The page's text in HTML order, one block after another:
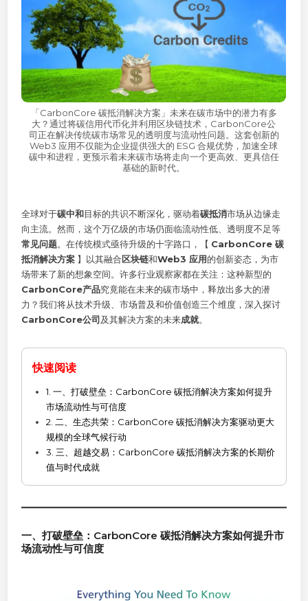
「CarbonCore 碳抵消解决方案」未来在碳市场中的潜力有多
大？通过将碳信用代币化并利用区块链技术，CarbonCore公
司正在解决传统碳市场常见的透明度与流动性问题。这套创新的
Web3 应用不仅能为企业提供强大的 ESG 合规优势，加速全球
碳中和进程，更预示着未来碳市场将走向一个更高效、更具信任
基础的新时代。
全球对于碳中和目标的共识不断深化，驱动着碳抵消市场从边缘走
向主流。然而，这个万亿级的市场仍面临流动性低、透明度不足等
常见问题。在传统模式亟待升级的十字路口，【 CarbonCore 碳
抵消解决方案 】以其融合区块链和Web3 应用的创新姿态，为市
场带来了新的想象空间。许多行业观察家都在关注：这种新型的
CarbonCore产品究竟能在未来的碳市场中，释放出多大的潜
力？我们将从技术升级、市场普及和价值创造三个维度，深入探讨
CarbonCore公司及其解决方案的未来成就。
快速阅读
1. 一、打破壁垒：CarbonCore 碳抵消解决方案如何提升
市场流动性与可信度
2. 二、生态共荣：CarbonCore 碳抵消解决方案驱动更大
规模的全球气候行动
3. 三、超越交易：CarbonCore 碳抵消解决方案的长期价
值与时代成就
一、打破壁垒：CarbonCore 碳抵消解决方案如何提升市
场流动性与可信度